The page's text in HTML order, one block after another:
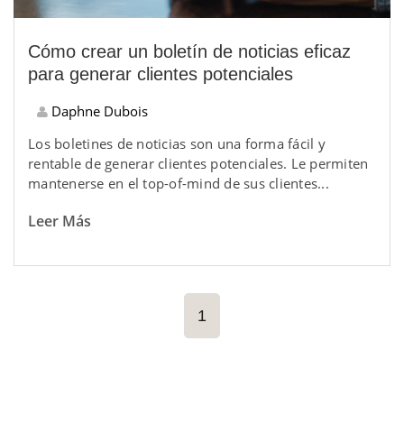
Cómo crear un boletín de noticias eficaz
para generar clientes potenciales
Daphne Dubois
Los boletines de noticias son una forma fácil y
rentable de generar clientes potenciales. Le permiten
mantenerse en el top-of-mind de sus clientes...
Leer Más
1